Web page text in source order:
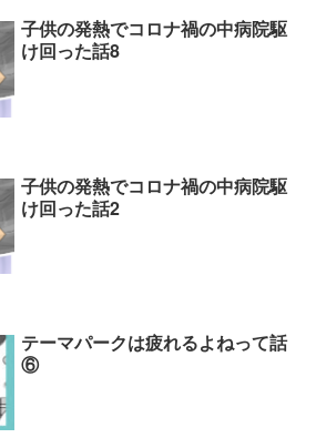
子供の発熱でコロナ禍の中病院駆
け回った話8
子供の発熱でコロナ禍の中病院駆
け回った話2
テーマパークは疲れるよねって話
⑥